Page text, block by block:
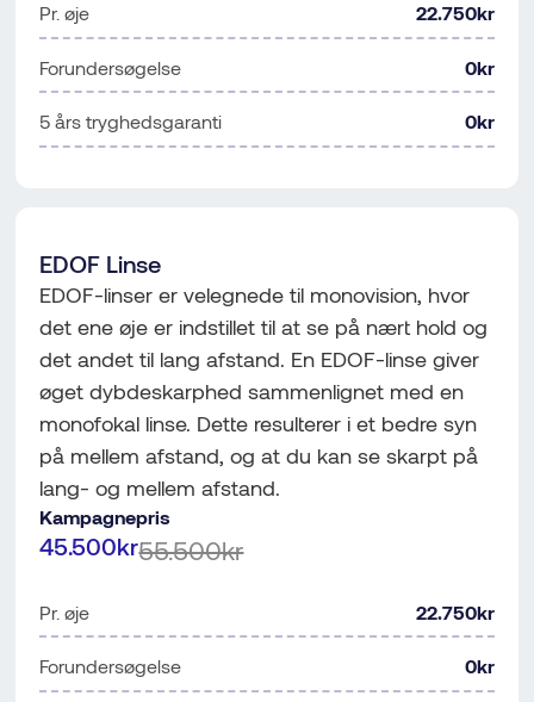
Pr. øje 22.750kr
Forundersøgelse 0kr
5 års tryghedsgaranti 0kr
EDOF Linse
EDOF-linser er velegnede til monovision, hvor
det ene øje er indstillet til at se på nært hold og
det andet til lang afstand. En EDOF-linse giver
øget dybdeskarphed sammenlignet med en
monofokal linse. Dette resulterer i et bedre syn
på mellem afstand, og at du kan se skarpt på
lang- og mellem afstand.
Kampagnepris
45.500kr55.500kr
Pr. øje 22.750kr
Forundersøgelse 0kr